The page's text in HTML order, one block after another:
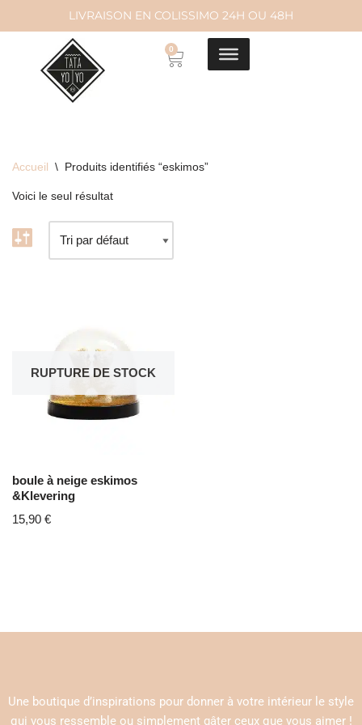
contenu
LIVRAISON EN COLISSIMO 24H OU 48H
0
Accueil \ Produits identifiés “eskimos”
Voici le seul résultat
RUPTURE DE STOCK
boule à neige eskimos
&Klevering
15,90 €
Une boutique d’inspirations pour donner à votre intérieur le style
qui vous ressemble ou simplement gâter ceux que vous aimer !